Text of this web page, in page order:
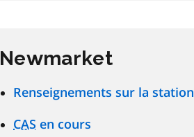
Newmarket
Renseignements sur la station
CAS en cours